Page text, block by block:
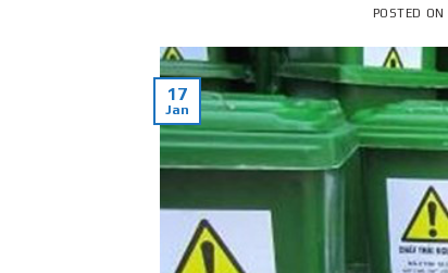
POSTED ON
17
Jan